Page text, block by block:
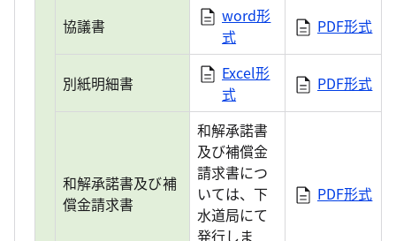
協議書
word形
式
PDF形式
別紙明細書
Excel形
式
PDF形式
和解承諾書及び補
償金請求書
和解承諾書
及び補償金
請求書につ
いては、下
水道局にて
発行しま
PDF形式